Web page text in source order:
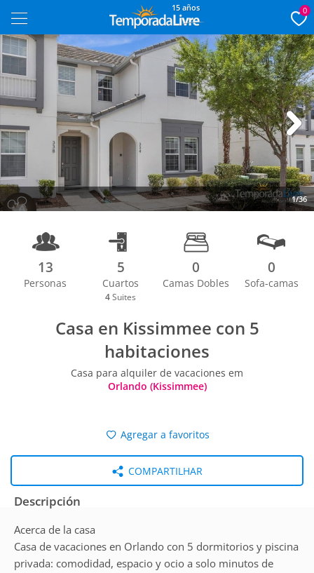
15 años 0
1/36
Next
13
Personas
5
Cuartos
4 Suites
0
Camas Dobles
0
Sofa-camas
Casa en Kissimmee con 5
habitaciones
Casa para alquiler de vacaciones em
Orlando (Kissimmee)
Agregar a favoritos
COMPARTILHAR
Descripción
Acerca de la casa
Casa de vacaciones en Orlando con 5 dormitorios y piscina
privada: comodidad, espacio y ocio a solo minutos de